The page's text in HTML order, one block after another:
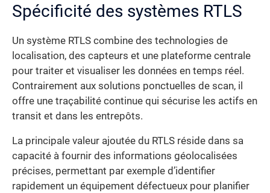
Spécificité des systèmes RTLS
Un système RTLS combine des technologies de
localisation, des capteurs et une plateforme centrale
pour traiter et visualiser les données en temps réel.
Contrairement aux solutions ponctuelles de scan, il
offre une traçabilité continue qui sécurise les actifs en
transit et dans les entrepôts.
La principale valeur ajoutée du RTLS réside dans sa
capacité à fournir des informations géolocalisées
précises, permettant par exemple d’identifier
rapidement un équipement défectueux pour planifier